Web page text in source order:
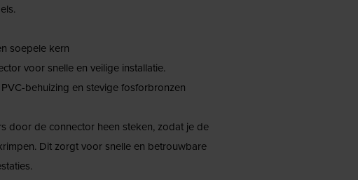
soepele kern
voor snelle en veilige installatie.
behuizing en stevige fosforbronzen
door de connector heen steken, zodat je de
Dit zorgt voor snelle en betrouwbare